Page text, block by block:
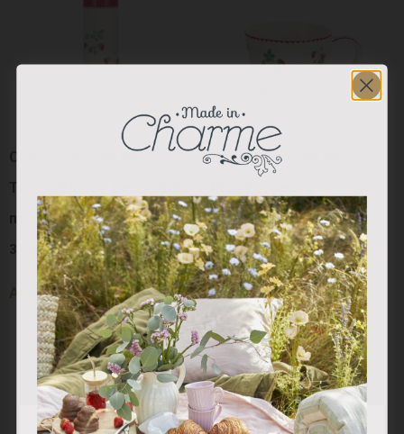
Colección “Red Berry”:
Termo Blanco Berry (800
ml)
37.00€
Añadir al carrito
Colección “Red Berry”:
27.50€
Añadir al carrito
Utilizamos cookies propias y de terceros para analizar